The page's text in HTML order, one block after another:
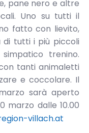
pane nero e altre
Uno su tutti il
fatto con lievito,
di tutti i più piccoli
trenino.
tanti animaletti
e coccolare. Il
sarà aperto
marzo dalle 10.00
villach.at